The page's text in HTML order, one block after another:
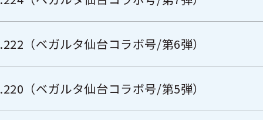
（ベガルタ仙台コラボ号/第6弾）
（ベガルタ仙台コラボ号/第5弾）